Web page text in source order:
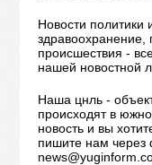
Новости политики
здравоохранение,
происшествия -
нашей новостной
Наша цнль -
происходят в
новость и вы
пишите нам через